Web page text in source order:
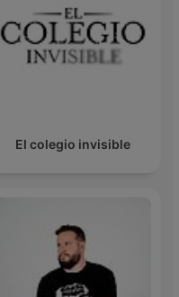
El colegio invisible